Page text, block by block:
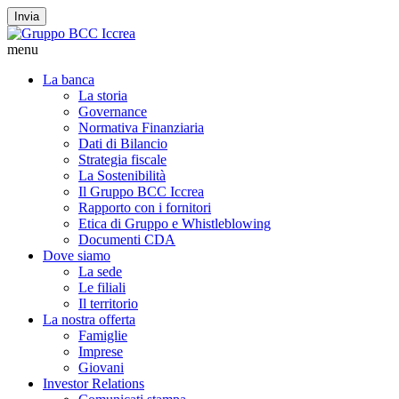
Invia
menu
La banca
La storia
Governance
Normativa Finanziaria
Dati di Bilancio
Strategia fiscale
La Sostenibilità
Il Gruppo BCC Iccrea
Rapporto con i fornitori
Etica di Gruppo e Whistleblowing
Documenti CDA
Dove siamo
La sede
Le filiali
Il territorio
La nostra offerta
Famiglie
Imprese
Giovani
Investor Relations